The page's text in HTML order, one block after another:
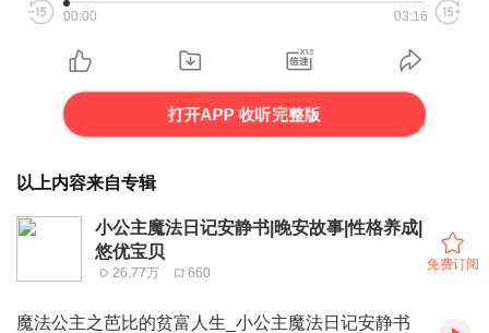
00:00 03:16
打开APP 收听完整版
以上内容来自专辑
小公主魔法日记安静书|晚安故事|性格养成|
悠优宝贝
26.77万 660
免费订阅
魔法公主之芭比的贫富人生_小公主魔法日记安静书